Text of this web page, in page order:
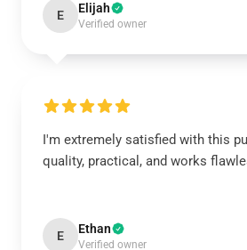
E Elijah
Verified owner
I'm extremely satisfied with this
quality, practical, and works
E Ethan
Verified owner